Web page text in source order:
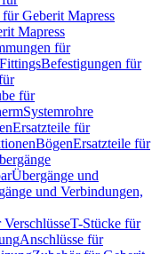
Geberit Mapress
Mapress
für
Befestigungen für
für
Systemrohre
Ersatzteile für
BögenErsatzteile für
Übergänge und
und Verbindungen,
T-Stücke für
Anschlüsse für